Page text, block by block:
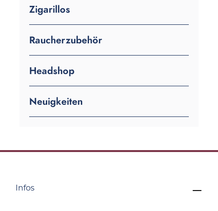
Zigarillos
Raucherzubehör
Headshop
Neuigkeiten
Infos